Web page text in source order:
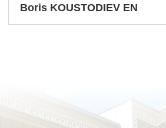
Boris KOUSTODIEV EN